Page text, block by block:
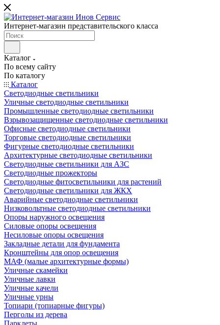
Интернет-магазин представительского класса
Каталог
По всему сайту
По каталогу
Каталог
Светодиодные светильники
Уличные светодиодные светильники
Промышленные светодиодные светильники
Взрывозащищенные светодиодные светильники
Офисные светодиодные светильники
Торговые светодиодные светильники
Фигурные светодиодные светильники
Архитектурные светодиодные светильники
Светодиодные светильники для АЗС
Светодиодные прожекторы
Светодиодные фитосветильники для растений
Светодиодные светильники для ЖКХ
Аварийные светодиодные светильники
Низковольтные светодиодные светильники
Опоры наружного освещения
Силовые опоры освещения
Несиловые опоры освещения
Закладные детали для фундамента
Кронштейны для опор освещения
МАФ (малые архитектурные формы)
Уличные скамейки
Уличные лавки
Уличные качели
Уличные урны
Топиари (топиарные фигуры)
Перголы из дерева
Парклеты